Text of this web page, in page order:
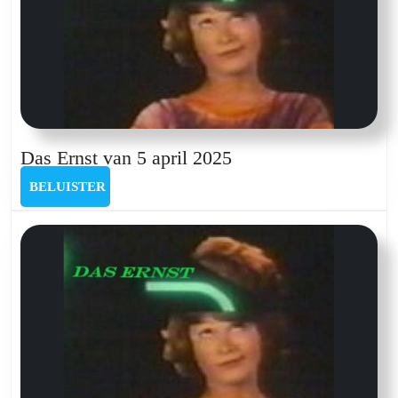
Das Ernst van 5 april 2025Das
5
april
2025
BELUISTER